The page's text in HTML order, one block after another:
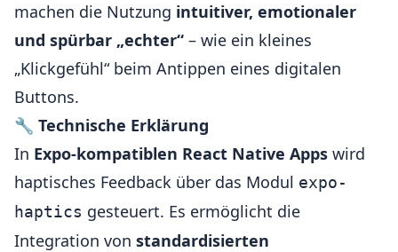
machen die Nutzung intuitiver, emotionaler
und spürbar „echter“ – wie ein kleines
„Klickgefühl“ beim Antippen eines digitalen
Buttons.
🔧 Technische Erklärung
In Expo-kompatiblen React Native Apps wird
haptisches Feedback über das Modul expo-
haptics gesteuert. Es ermöglicht die
Integration von standardisierten